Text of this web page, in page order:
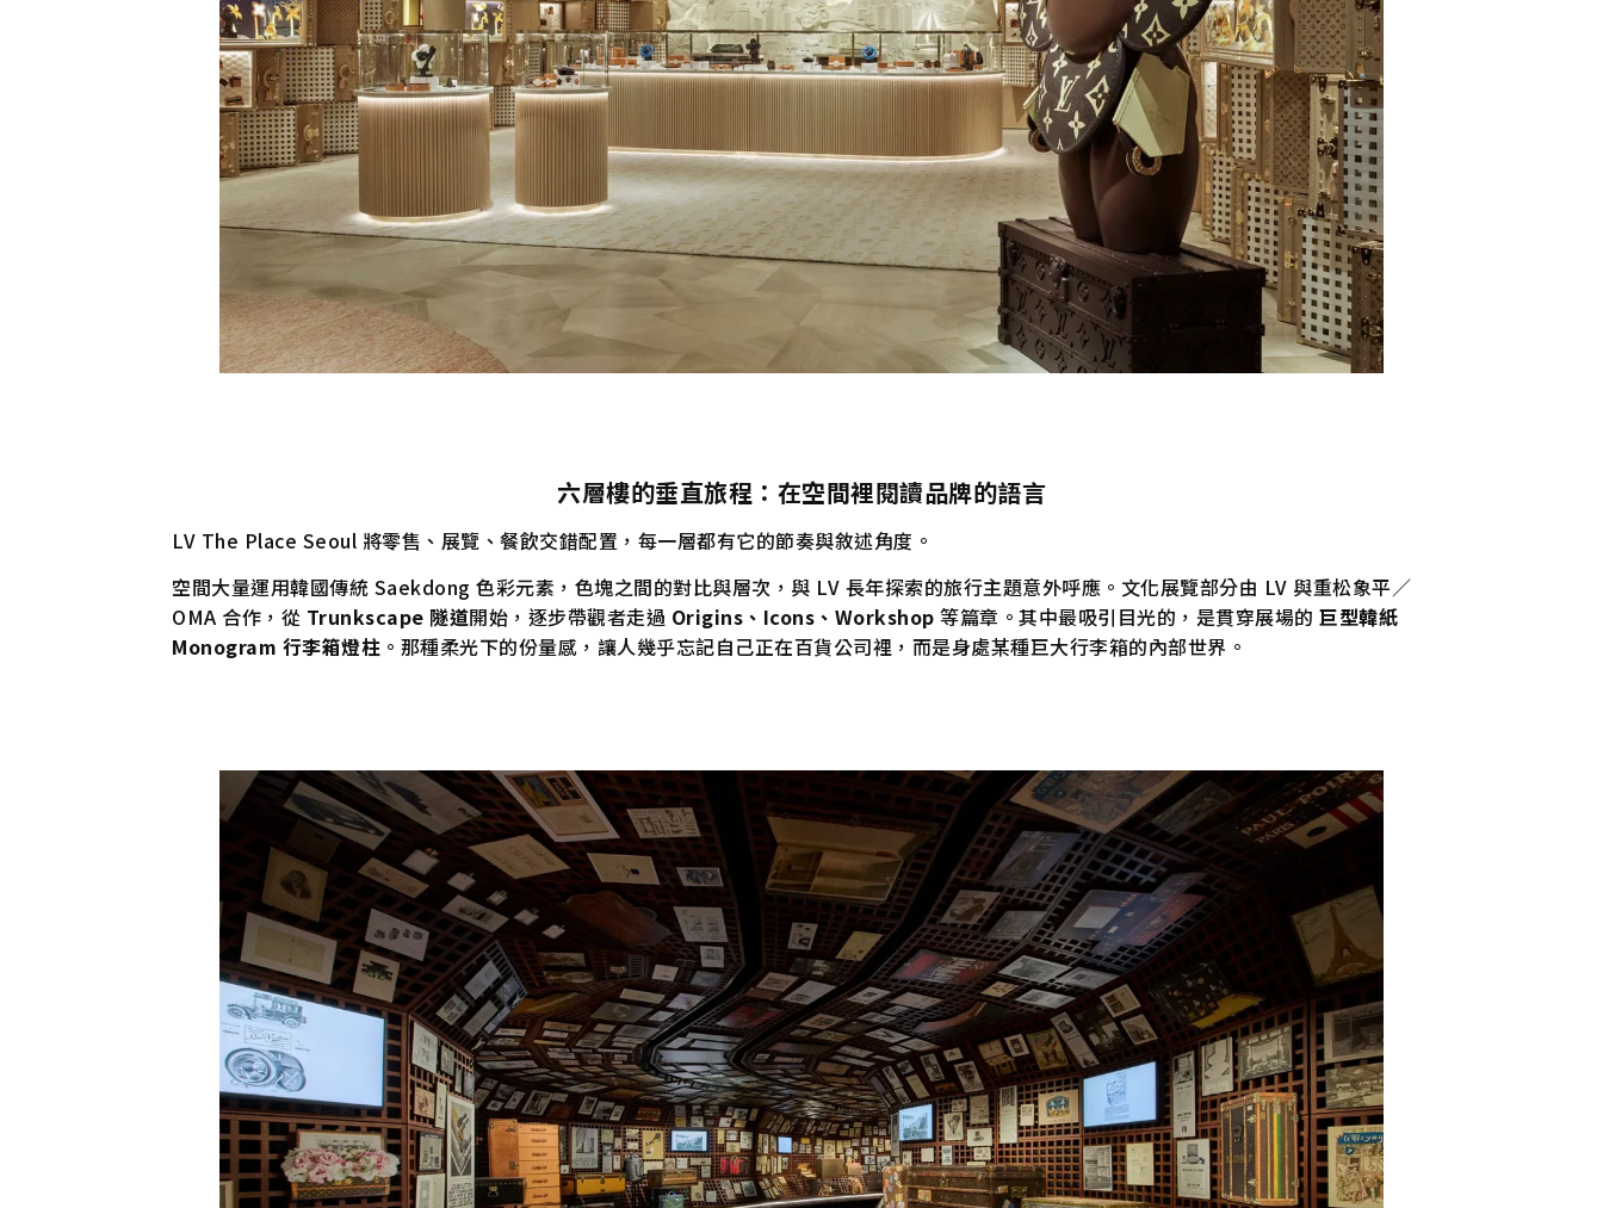
六層樓的垂直旅程：在空間裡閱讀品牌的語言
LV The Place Seoul 將零售、展覽、餐飲交錯配置，每一層都有它的節奏與敘述角度。
空間大量運用韓國傳統 Saekdong 色彩元素，色塊之間的對比與層次，與 LV 長年探索的旅行主題意外呼應。文化展覽部分由 LV 與重松象平／
OMA 合作，從 Trunkscape 隧道開始，逐步帶觀者走過 Origins、Icons、Workshop 等篇章。其中最吸引目光的，是貫穿展場的巨型韓紙
Monogram 行李箱燈柱 。那種柔光下的份量感，讓人幾乎忘記自己正在百貨公司裡，而是身處某種巨大行李箱的內部世界。